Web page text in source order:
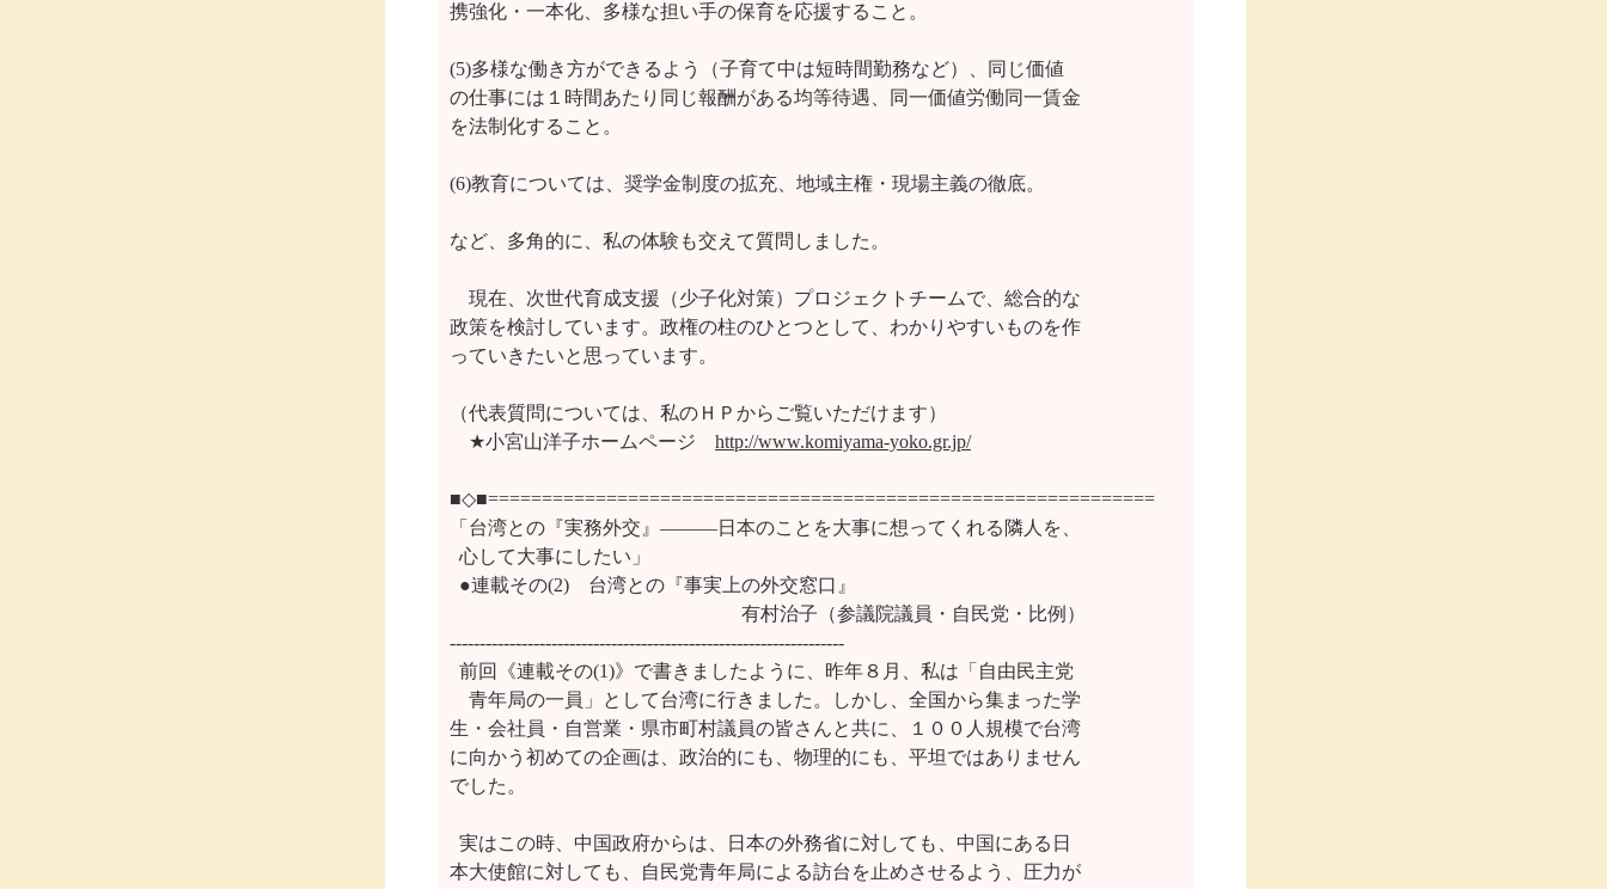
携強化・一本化、多様な担い手の保育を応援すること。
(5)多様な働き方ができるよう（子育て中は短時間勤務など）、同じ価値
の仕事には１時間あたり同じ報酬がある均等待遇、同一価値労働同一賃金
を法制化すること。
(6)教育については、奨学金制度の拡充、地域主権・現場主義の徹底。
など、多角的に、私の体験も交えて質問しました。
現在、次世代育成支援（少子化対策）プロジェクトチームで、総合的な
政策を検討しています。政権の柱のひとつとして、わかりやすいものを作
っていきたいと思っています。
（代表質問については、私のＨＰからご覧いただけます）
★小宮山洋子ホームページ http://www.komiyama-yoko.gr.jp/
■◇■==============================================================
「台湾との『実務外交』―――日本のことを大事に想ってくれる隣人を、
  心して大事にしたい」
  ●連載その(2)　台湾との『事実上の外交窓口』
有村治子（参議院議員・自民党・比例）
------------------------------------------------------------------
  前回《連載その(1)》で書きましたように、昨年８月、私は「自由民主党
青年局の一員」として台湾に行きました。しかし、全国から集まった学
生・会社員・自営業・県市町村議員の皆さんと共に、１００人規模で台湾
に向かう初めての企画は、政治的にも、物理的にも、平坦ではありません
でした。
  実はこの時、中国政府からは、日本の外務省に対しても、中国にある日
本大使館に対しても、自民党青年局による訪台を止めさせるよう、圧力が